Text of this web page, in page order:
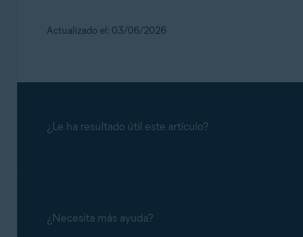
Actualizado el: 03/06/2026
¿Le ha resultado útil este artículo?
¿Necesita más ayuda?